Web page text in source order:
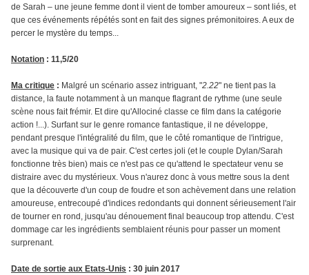
de Sarah – une jeune femme dont il vient de tomber amoureux – sont liés, et
que ces événements répétés sont en fait des signes prémonitoires. A eux de
percer le mystère du temps...
Notation : 11,5/20
Ma critique : Malgré un scénario assez intriguant, "2.22" ne tient pas la
distance, la faute notamment à un manque flagrant de rythme (une seule
scène nous fait frémir. Et dire qu'Allociné classe ce film dans la catégorie
action !...). Surfant sur le genre romance fantastique, il ne développe,
pendant presque l'intégralité du film, que le côté romantique de l'intrigue,
avec la musique qui va de pair. C'est certes joli (et le couple Dylan/Sarah
fonctionne très bien) mais ce n'est pas ce qu'attend le spectateur venu se
distraire avec du mystérieux. Vous n'aurez donc à vous mettre sous la dent
que la découverte d'un coup de foudre et son achèvement dans une relation
amoureuse, entrecoupé d'indices redondants qui donnent sérieusement l'air
de tourner en rond, jusqu'au dénouement final beaucoup trop attendu. C'est
dommage car les ingrédients semblaient réunis pour passer un moment
surprenant.
Date de sortie aux Etats-Unis : 30 juin 2017